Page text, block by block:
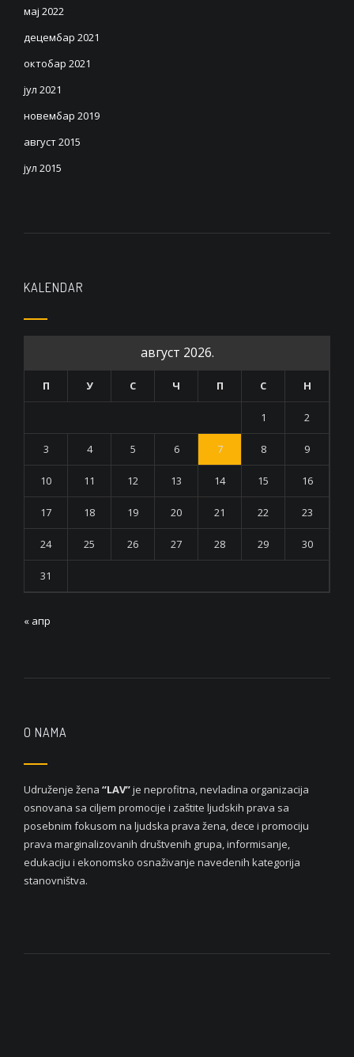
мај 2022
децембар 2021
октобар 2021
јул 2021
новембар 2019
август 2015
јул 2015
KALENDAR
август 2026.
П У С Ч П С Н
1 2
3 4 5 6 7 8 9
10 11 12 13 14 15 16
17 18 19 20 21 22 23
24 25 26 27 28 29 30
31
« апр
O NAMA
Udruženje žena “LAV”je neprofitna, nevladina organizacija
osnovana sa ciljem promocije i zaštite ljudskih prava sa
posebnim fokusom na ljudska prava žena, dece i promociju
prava marginalizovanih društvenih grupa, informisanje,
edukaciju i ekonomsko osnaživanje navedenih kategorija
stanovništva.